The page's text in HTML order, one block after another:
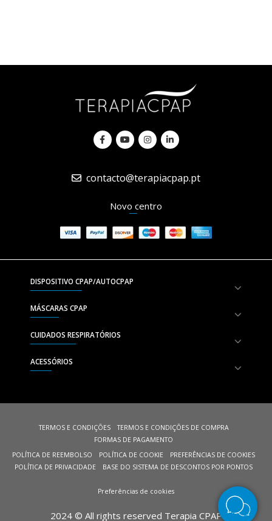
contacto@terapiacpap.pt
Novo centro
DISPOSITIVO CPAP/AUTOCPAP
MÁSCARAS CPAP
CUIDADOS RESPIRATÓRIOS
ACESSÓRIOS
TERMOS E CONDIÇÕES
TERMOS E CONDIÇÕES DE COMPRA
FORMAS DE PAGAMENTO
POLÍTICA DE REEMBOLSO
POLÍTICA DE COOKIE
PREFERÊNCIAS DE COOKIES
POLÍTICA DE PRIVACIDADE
BASE DO SISTEMA DE DESCONTOS POR PONTOS
Preferências de cookies
2024 © All rights reserved Terapia CPAP